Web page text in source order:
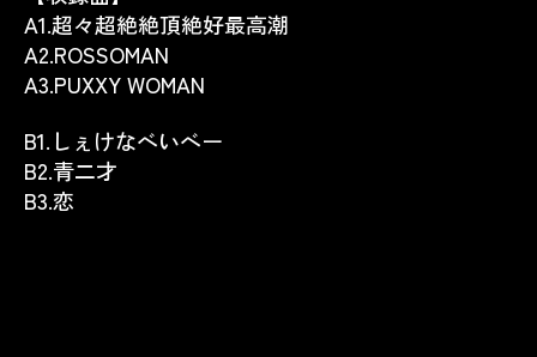
A1.超々超絶絶頂絶好最高潮
A2.ROSSOMAN
A3.PUXXY WOMAN
B1.しぇけなべいべー
B2.青二才
B3.恋